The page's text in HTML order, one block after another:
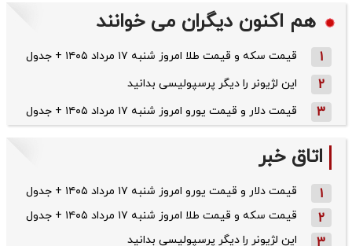
هم اکنون دیگران می خوانند
1 قیمت سکه و قیمت طلا امروز شنبه ۱۷ مرداد ۱۴۰۵ + جدول
2 این لژیونر را دیگر پرسپولیسی بدانید
3 قیمت دلار و قیمت یورو امروز شنبه ۱۷ مرداد ۱۴۰۵ + جدول
اتاق خبر
1 قیمت دلار و قیمت یورو امروز شنبه ۱۷ مرداد ۱۴۰۵ + جدول
2 قیمت سکه و قیمت طلا امروز شنبه ۱۷ مرداد ۱۴۰۵ + جدول
این لژیونر را دیگر پرسپولیسی بدانید